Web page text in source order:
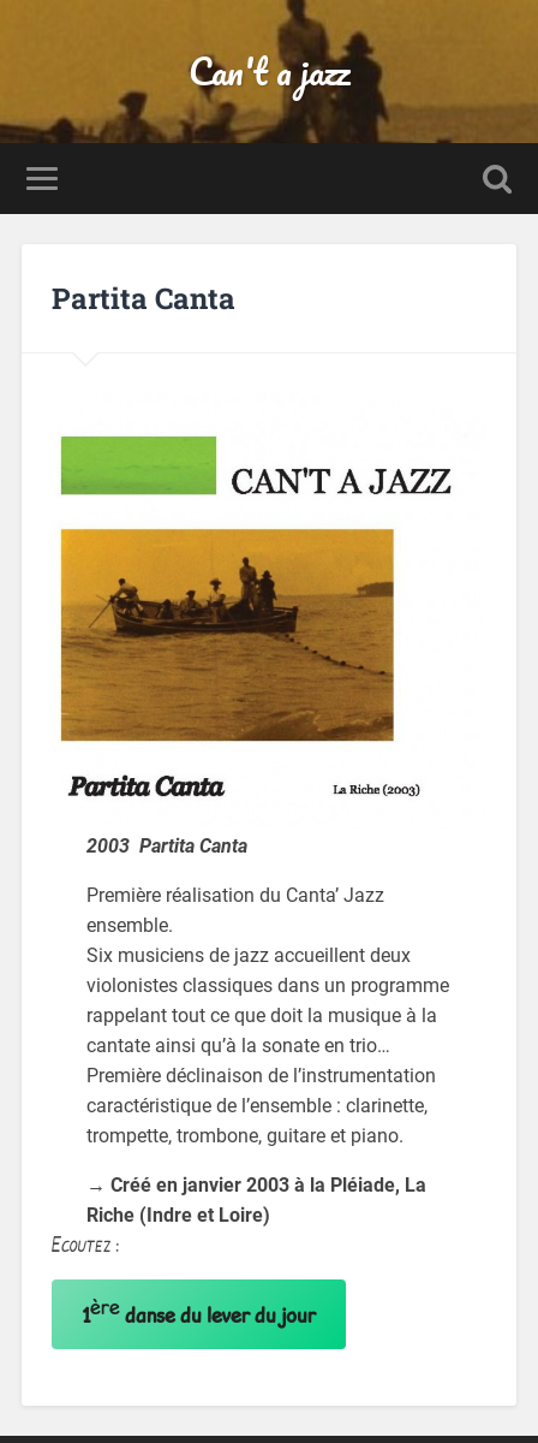
Can't a jazz
Partita Canta
2003 Partita Canta
Première réalisation du Canta’ Jazz
ensemble.
Six musiciens de jazz accueillent deux
violonistes classiques dans un programme
rappelant tout ce que doit la musique à la
cantate ainsi qu’à la sonate en trio…
Première déclinaison de l’instrumentation
caractéristique de l’ensemble : clarinette,
trompette, trombone, guitare et piano.
→ Créé en janvier 2003 à la Pléiade, La
Riche (Indre et Loire)
Ecoutez :
1èredanse du lever du jour